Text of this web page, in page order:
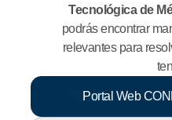
Tecnológica de
podrás encontrar
relevantes para
Portal Web